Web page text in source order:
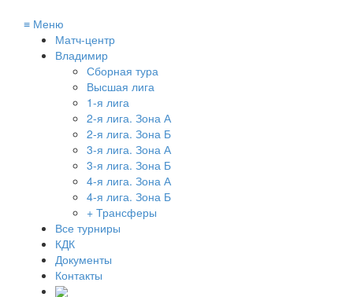
≡ Меню
Матч-центр
Владимир
Сборная тура
Высшая лига
1-я лига
2-я лига. Зона А
2-я лига. Зона Б
3-я лига. Зона А
3-я лига. Зона Б
4-я лига. Зона А
4-я лига. Зона Б
+ Трансферы
Все турниры
КДК
Документы
Контакты